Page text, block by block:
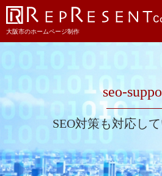
大阪市のホームページ制作
seo-
SEO対策も対応し